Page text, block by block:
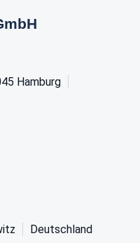
Hamburg
Deutschland